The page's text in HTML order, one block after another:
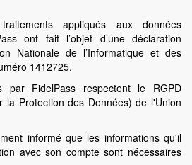
appliqués aux données
ont fait l’objet d’une déclaration
Nationale de l’Informatique et des
1412725.
par FidelPass respectent le RGPD
la Protection des Données) de l'Union
informé que les informations qu'il
avec son compte sont nécessaires